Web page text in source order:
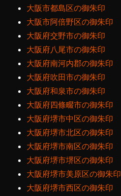
大阪市都島区の御朱印
大阪市阿倍野区の御朱印
大阪府交野市の御朱印
大阪府八尾市の御朱印
大阪府南河内郡の御朱印
大阪府吹田市の御朱印
大阪府和泉市の御朱印
大阪府四條畷市の御朱印
大阪府堺市中区の御朱印
大阪府堺市北区の御朱印
大阪府堺市南区の御朱印
大阪府堺市堺区の御朱印
大阪府堺市美原区の御朱印
大阪府堺市西区の御朱印